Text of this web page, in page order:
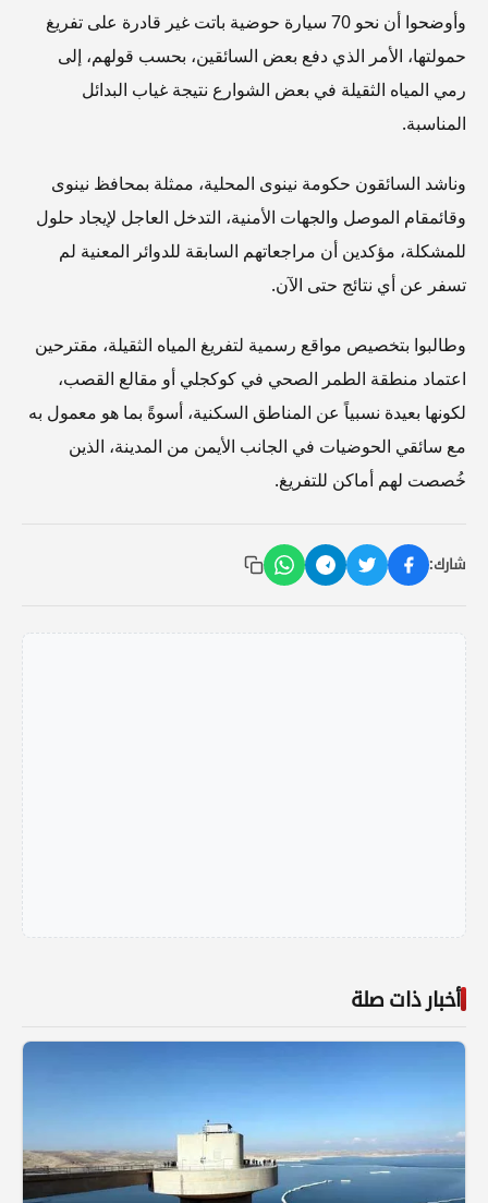
وأوضحوا أن نحو 70 سيارة حوضية باتت غير قادرة على تفريغ
حمولتها، الأمر الذي دفع بعض السائقين، بحسب قولهم، إلى
رمي المياه الثقيلة في بعض الشوارع نتيجة غياب البدائل
المناسبة.
وناشد السائقون حكومة نينوى المحلية، ممثلة بمحافظ نينوى
وقائمقام الموصل والجهات الأمنية، التدخل العاجل لإيجاد حلول
للمشكلة، مؤكدين أن مراجعاتهم السابقة للدوائر المعنية لم
تسفر عن أي نتائج حتى الآن.
وطالبوا بتخصيص مواقع رسمية لتفريغ المياه الثقيلة، مقترحين
اعتماد منطقة الطمر الصحي في كوكجلي أو مقالع القصب،
لكونها بعيدة نسبياً عن المناطق السكنية، أسوةً بما هو معمول به
مع سائقي الحوضيات في الجانب الأيمن من المدينة، الذين
خُصصت لهم أماكن للتفريغ.
شارك:
أخبار ذات صلة